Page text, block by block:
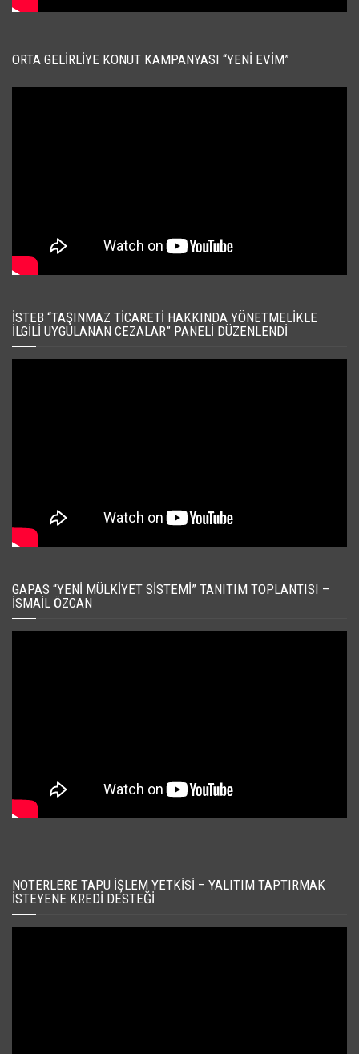
ORTA GELIRLIYE KONUT KAMPANYASI “YENI EVIM”
İSTEB “TAŞINMAZ TICARETI HAKKINDA YÖNETMELIKLE
İLGILI UYGULANAN CEZALAR” PANELI DÜZENLENDI
GAPAS “YENI MÜLKIYET SISTEMI” TANITIM TOPLANTISI –
İSMAIL ÖZCAN
NOTERLERE TAPU İŞLEM YETKISI – YALITIM TAPTIRMAK
İSTEYENE KREDI DESTEĞI